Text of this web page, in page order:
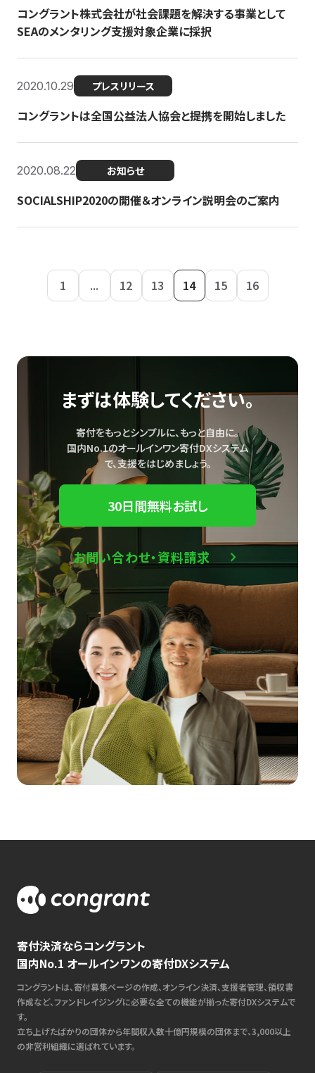
コングラント株式会社が社会課題を解決する事業として
SEAのメンタリング支援対象企業に採択
2020.10.29 プレスリリース
コングラントは全国公益法人協会と提携を開始しました
2020.08.22 お知らせ
SOCIALSHIP2020の開催＆オンライン説明会のご案内
1 ... 12 13 14 15 16
まずは体験してください。
寄付をもっとシンプルに、もっと自由に。
国内No.1のオールインワン寄付DXシステム
で、支援をはじめましょう。
30日間無料お試し
お問い合わせ・資料請求
寄付決済ならコングラント
国内No.1 オールインワンの寄付DXシステム
コングラントは、寄付募集ページの作成、オンライン決済、支援者管理、領収書
作成など、ファンドレイジングに必要な全ての機能が揃った寄付DXシステムで
す。
立ち上げたばかりの団体から年間収入数十億円規模の団体まで、3,000以上
の非営利組織に選ばれています。